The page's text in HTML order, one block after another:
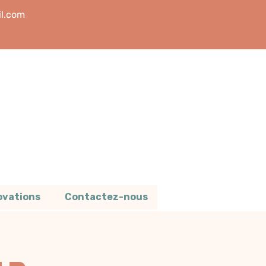
Contactez-nous